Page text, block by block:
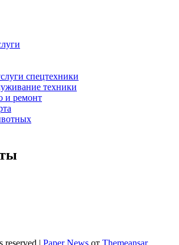
спецтехники
техники
и ремонт
| Paper News от Themeansar.